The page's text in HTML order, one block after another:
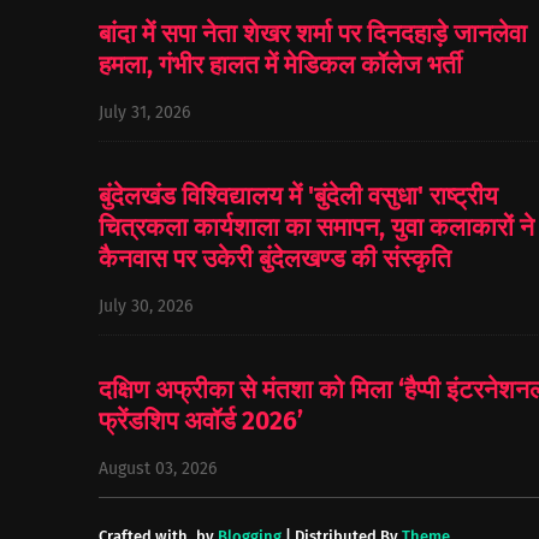
बांदा में सपा नेता शेखर शर्मा पर दिनदहाड़े जानलेवा
हमला, गंभीर हालत में मेडिकल कॉलेज भर्ती
July 31, 2026
बुंदेलखंड विश्विद्यालय में 'बुंदेली वसुधा' राष्ट्रीय
चित्रकला कार्यशाला का समापन, युवा कलाकारों ने
कैनवास पर उकेरी बुंदेलखण्ड की संस्कृति
July 30, 2026
दक्षिण अफ्रीका से मंतशा को मिला ‘हैप्पी
फ्रेंडशिप अवॉर्ड 2026’
August 03, 2026